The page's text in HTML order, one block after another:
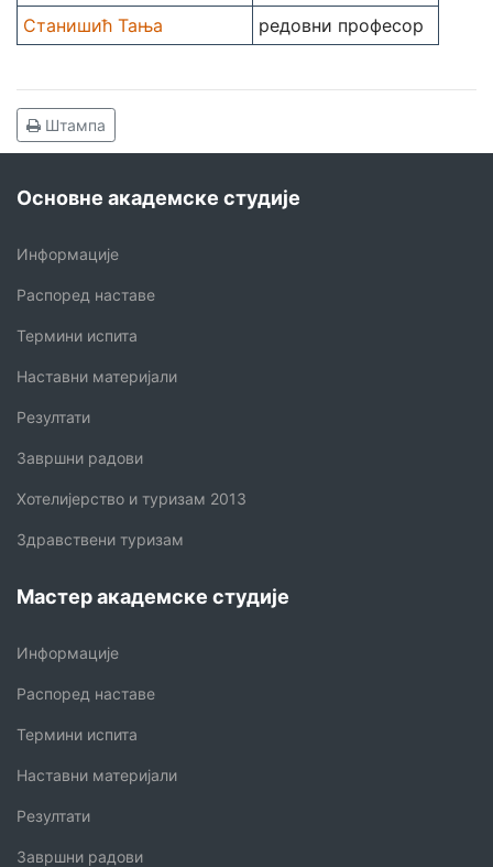
Станишић Тања
редовни професор
Штампа
Основне академске студије
Информације
Распоред наставе
Термини испита
Наставни материјали
Резултати
Завршни радови
Хотелијерство и туризам 2013
Здравствени туризам
Мастер академске студије
Информације
Распоред наставе
Термини испита
Наставни материјали
Резултати
Завршни радови